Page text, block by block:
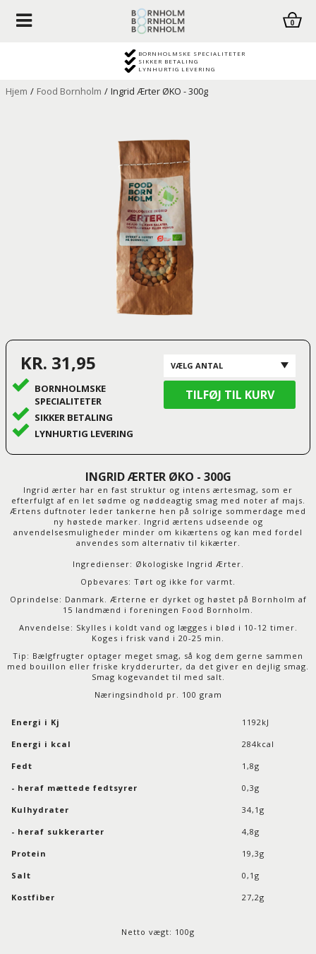
0
BORNHOLMSKE SPECIALITETER
SIKKER BETALING
LYNHURTIG LEVERING
Hjem / Food Bornholm / Ingrid Ærter ØKO - 300g
KR. 31,95
BORNHOLMSKE
SPECIALITETER
SIKKER BETALING
LYNHURTIG LEVERING
INGRID ÆRTER ØKO - 300G
Ingrid ærter har en fast struktur og intens ærtesmag, som er
efterfulgt af en let sødme og nøddeagtig smag med noter af majs.
Ærtens duftnoter leder tankerne hen på solrige sommerdage med
ny høstede marker. Ingrid ærtens udseende og
anvendelsesmuligheder minder om kikærtens og kan med fordel
anvendes som alternativ til kikærter.
Ingredienser: Økologiske Ingrid Ærter.
Opbevares: Tørt og ikke for varmt.
Oprindelse: Danmark. Ærterne er dyrket og høstet på Bornholm af
15 landmænd i foreningen Food Bornholm.
Anvendelse: Skylles i koldt vand og lægges i blød i 10-12 timer.
Koges i frisk vand i 20-25 min.
Tip: Bælgfrugter optager meget smag, så kog dem gerne sammen
med bouillon eller friske krydderurter, da det giver en dejlig smag.
Smag kogevandet til med salt.
Næringsindhold pr. 100 gram
Energi i Kj 1192kJ
Energi i kcal 284kcal
Fedt 1,8g
- heraf mættede fedtsyrer 0,3g
Kulhydrater 34,1g
- heraf sukkerarter 4,8g
Protein 19,3g
Salt 0,1g
Kostfiber 27,2g
Netto vægt: 100g